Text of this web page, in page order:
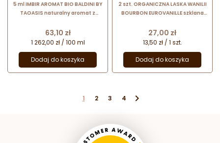
5 ml IMBIR AROMAT BIO BALDINI BY
TAOASIS naturalny aromat z
Cena
63,10 zł
1 262,00 zł / 100 ml
Dodaj do koszyka
2 szt. ORGANICZNA LASKA WANILII
BOURBON EUROVANILLE szklana
wanilii z Madagaskaru
Cena
27,00 zł
13,50 zł / 1 szt.
Dodaj do koszyka
1 2 3 4 